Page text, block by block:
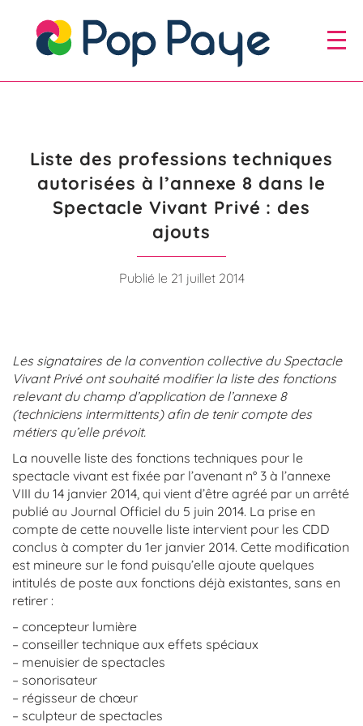
Aller
au
menu
Aller au
contenu
Liste des professions techniques
autorisées à l’annexe 8 dans le
Spectacle Vivant Privé : des
ajouts
Publié le 21 juillet 2014
Les signataires de la convention collective du Spectacle
Vivant Privé ont souhaité modifier la liste des fonctions
relevant du champ d’application de l’annexe 8
(techniciens intermittents) afin de tenir compte des
métiers qu’elle prévoit.
La nouvelle liste des fonctions techniques pour le
spectacle vivant est fixée par l’avenant n° 3 à l’annexe
VIII du 14 janvier 2014, qui vient d’être agréé par un arrêté
publié au Journal Officiel du 5 juin 2014. La prise en
compte de cette nouvelle liste intervient pour les CDD
conclus à compter du 1er janvier 2014. Cette modification
est mineure sur le fond puisqu’elle ajoute quelques
intitulés de poste aux fonctions déjà existantes, sans en
retirer :
– concepteur lumière
– conseiller technique aux effets spéciaux
– menuisier de spectacles
– sonorisateur
– régisseur de chœur
– sculpteur de spectacles